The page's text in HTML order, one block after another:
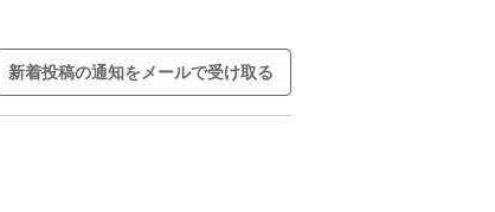
新着投稿の通知をメールで受け取る